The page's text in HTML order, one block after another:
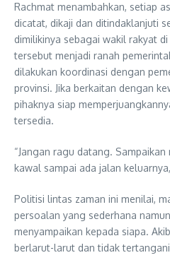
Rachmat menambahkan, setiap
dicatat, dikaji dan ditindaklanjuti
dimilikinya sebagai wakil rakyat
tersebut menjadi ranah
dilakukan koordinasi dengan
provinsi. Jika berkaitan dengan
pihaknya siap
tersedia.
“Jangan ragu datang.
kawal sampai ada jalan
Politisi lintas zaman ini menilai,
persoalan yang sederhana
menyampaikan kepada siapa.
berlarut-larut dan tidak